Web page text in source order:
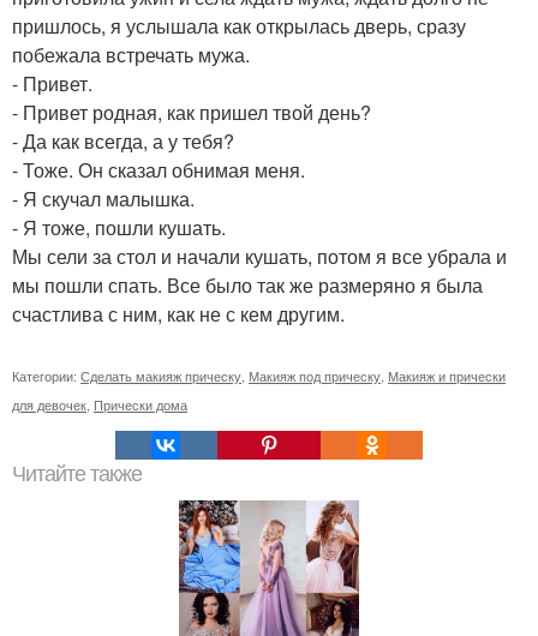
пришлось, я услышала как открылась дверь, сразу
побежала встречать мужа.
- Привет.
- Привет родная, как пришел твой день?
- Да как всегда, а у тебя?
- Тоже. Он сказал обнимая меня.
- Я скучал малышка.
- Я тоже, пошли кушать.
Мы сели за стол и начали кушать, потом я все убрала и
мы пошли спать. Все было так же размеряно я была
счастлива с ним, как не с кем другим.
Категории: Сделать макияж прическу Макияж под прическу Макияж и прически
для девочек Прически дома
Читайте также